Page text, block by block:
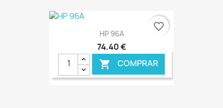
€ ONLINE
HP 96A
74,40 €
 COMPRAR
favorite_border